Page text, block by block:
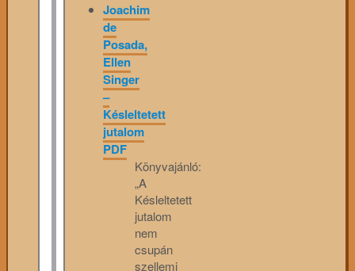
Joachim
de
Posada,
Ellen
Singer
–
Késleltetett
jutalom
PDF
Könyvajánló:
„A
Késleltetett
jutalom
nem
csupán
szellemi